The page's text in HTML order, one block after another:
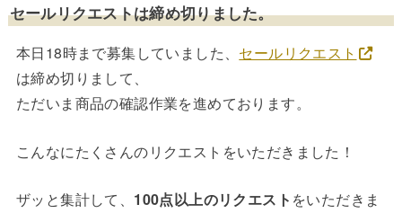
セールリクエストは締め切りました。
本日18時まで募集していました、 セールリクエスト
は締め切りまして、
ただいま商品の確認作業を進めております。
こんなにたくさんのリクエストをいただきました！
ザッと集計して、 100点以上のリクエスト をいただきま